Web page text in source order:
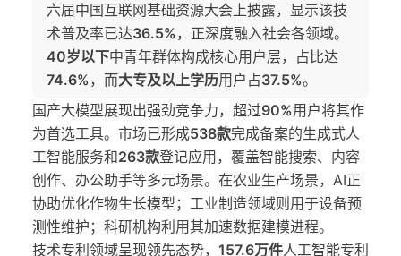
六届中国互联网基础资源大会上披露，显示该技
术普及率已达36.5%，正深度融入社会各领域。
40岁以下中青年群体构成核心用户层，占比达
74.6%，而大专及以上学历用户占37.5%。
国产大模型展现出强劲竞争力，超过90%用户将其作
为首选工具。市场已形成538款完成备案的生成式人
工智能服务和263款登记应用，覆盖智能搜索、内容
创作、办公助手等多元场景。在农业生产场景，AI正
协助优化作物生长模型；工业制造领域则用于设备预
测性维护；科研机构利用其加速数据建模进程。
技术专利领域呈现领先态势， 157.6万件人工智能专利